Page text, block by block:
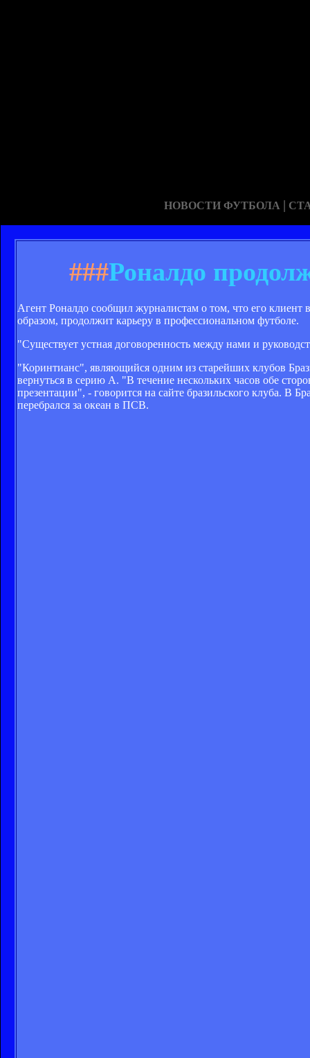
НОВОСТИ ФУТБОЛА |
###Роналдо
Агент Роналдо сообщил журналистам о том, что его
образом, продолжит карьеру в профессиональном футболе.
"Существует устная договоренность между нами и
"Коринтианс", являющийся одним из старейших клубов
вернуться в серию А. "В течение нескольких часов обе
презентации", - говорится на сайте бразильского клуба. В
перебрался за океан в ПСВ.